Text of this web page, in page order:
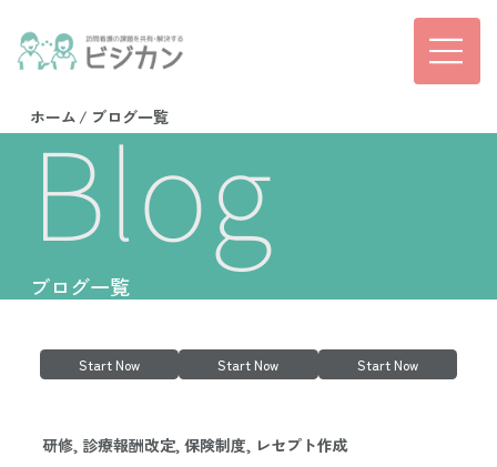
ホーム / ​ブログ一覧
Blog
ブログ一覧
研修, 診療報酬改定, 保険制度, レセプト作成
Start Now Start Now Start Now